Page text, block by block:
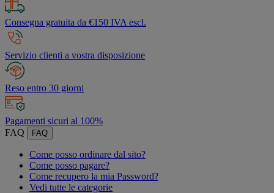
Consegna gratuita da €150 IVA escl.
Servizio clienti a vostra disposizione
Reso entro 30 giorni
Pagamenti sicuri al 100%
FAQ
FAQ
Come posso ordinare dal sito?
Come posso pagare?
Come recupero la mia Password?
Vedi tutte le categorie